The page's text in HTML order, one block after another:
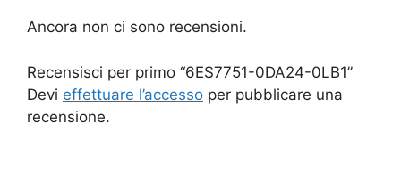
Ancora non ci sono recensioni.
Recensisci per primo “6ES7751-0DA24-0LB1”
Devi effettuare l’accesso per pubblicare una
recensione.